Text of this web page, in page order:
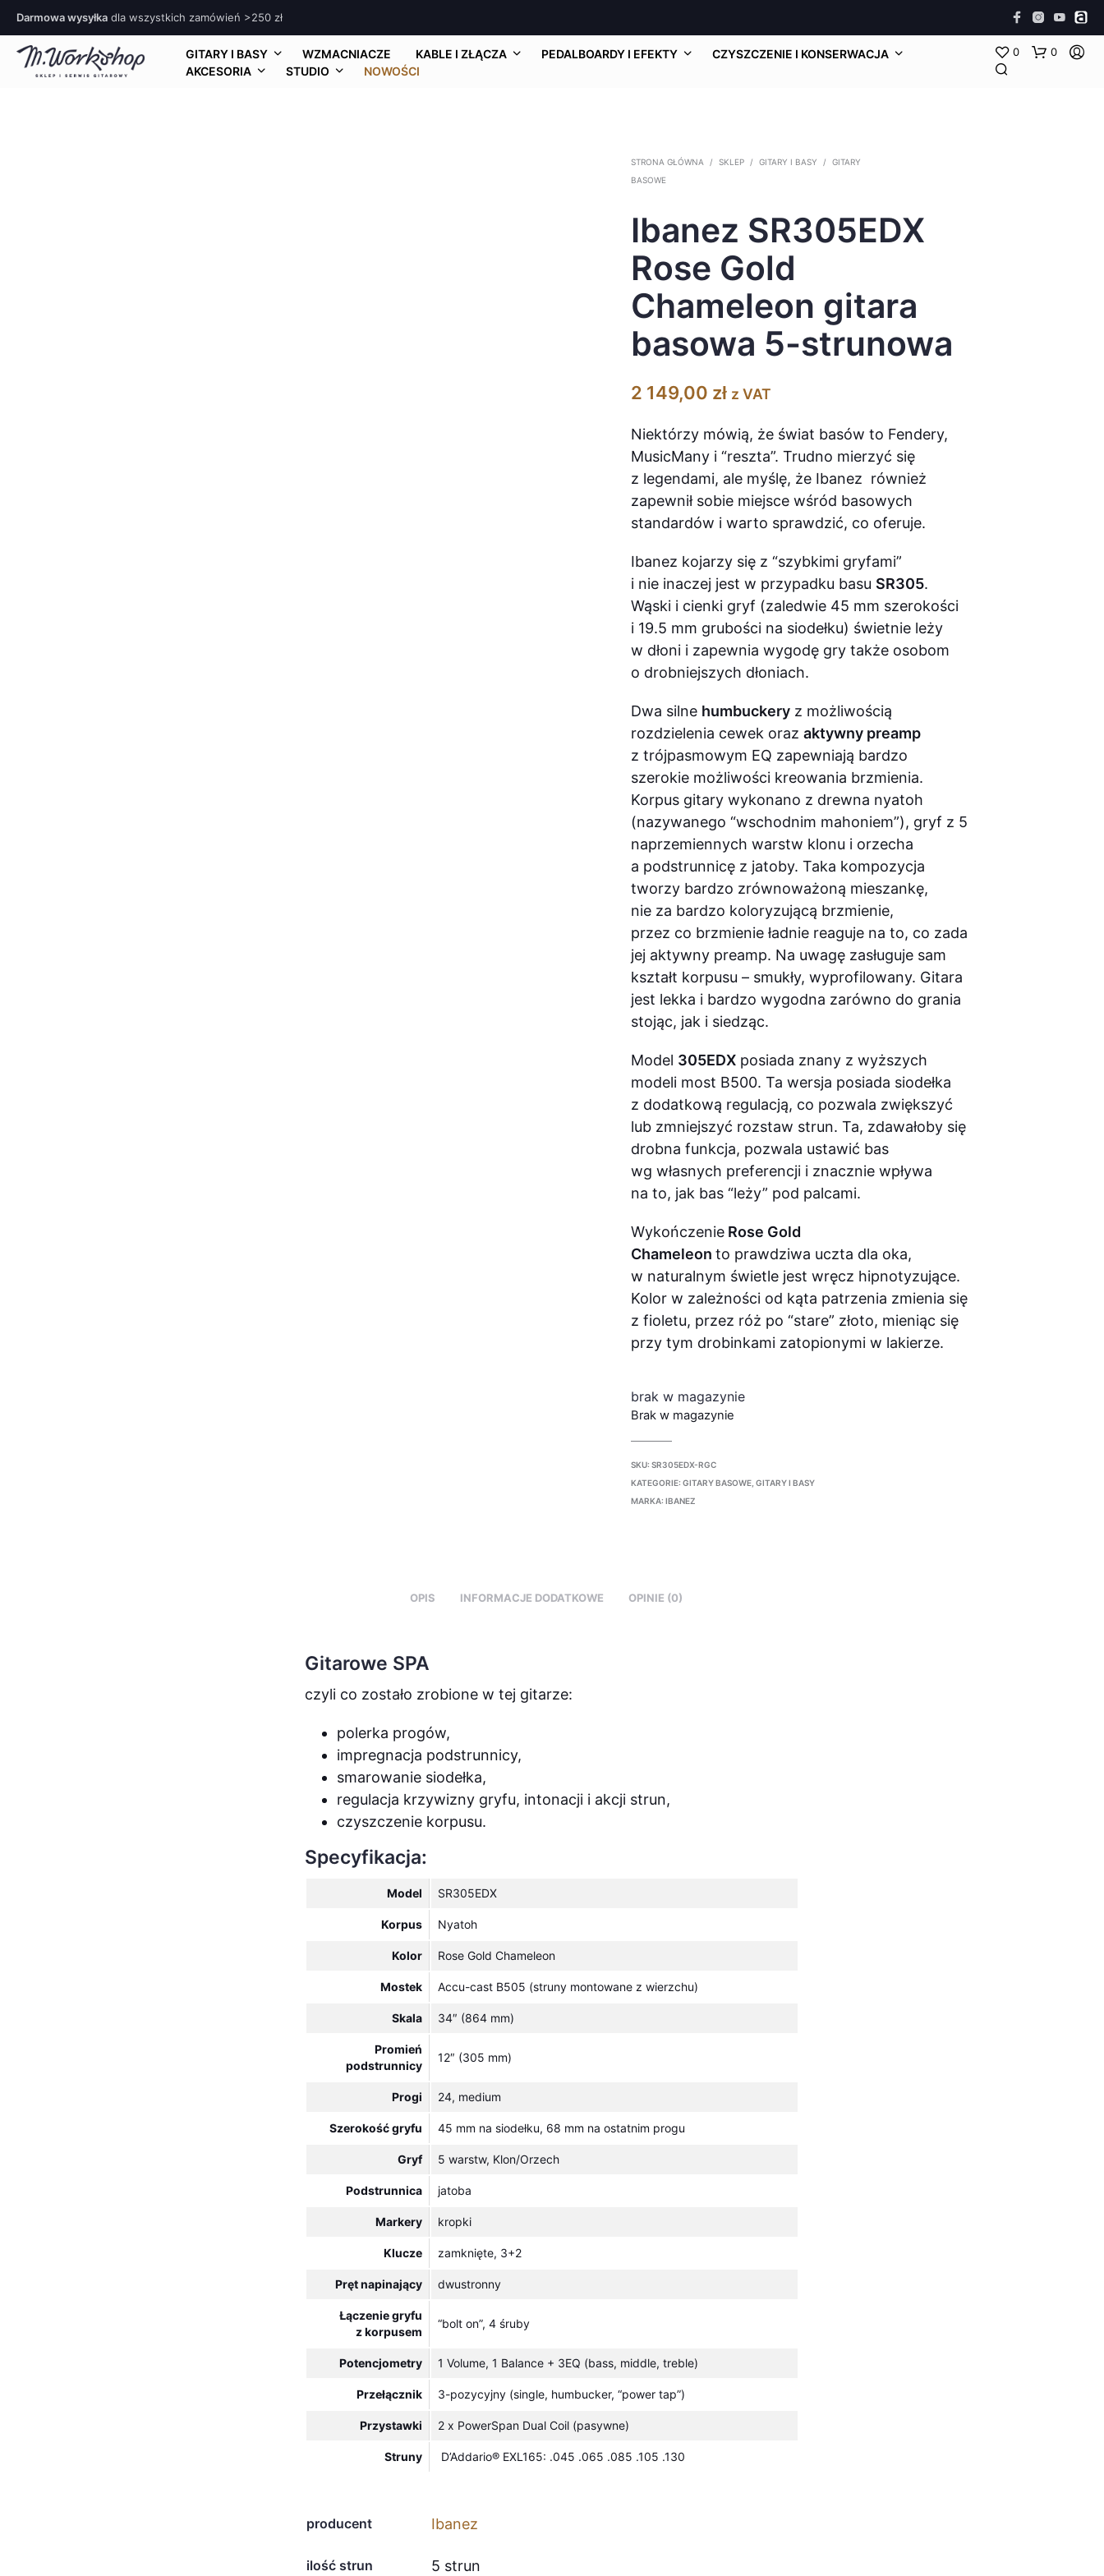
Darmowa wysyłka dla wszystkich zamówień >250 zł
GITARY I BASY WZMACNIACZE KABLE I ZŁĄCZA PEDALBOARDY I EFEKTY
CZYSZCZENIE I KONSERWACJA
AKCESORIA
STUDIO NOWOŚCI
0 0
STRONA GŁÓWNA / SKLEP / GITARY I BASY /
GITARY
BASOWE
Ibanez SR305EDX
Rose Gold
Chameleon gitara
basowa 5-strunowa
2 149,00 zł z VAT
Niektórzy mówią, że świat basów to Fendery,
MusicMany i “reszta”. Trudno mierzyć się
z legendami, ale myślę, że Ibanez również
zapewnił sobie miejsce wśród basowych
standardów i warto sprawdzić, co oferuje.
Ibanez kojarzy się z “szybkimi gryfami”
i nie inaczej jest w przypadku basu SR305.
Wąski i cienki gryf (zaledwie 45 mm szerokości
i 19.5 mm grubości na siodełku) świetnie leży
w dłoni i zapewnia wygodę gry także osobom
o drobniejszych dłoniach.
Dwa silne humbuckery z możliwością
rozdzielenia cewek orazaktywny preamp
z trójpasmowym EQ zapewniają bardzo
szerokie możliwości kreowania brzmienia.
Korpus gitary wykonano z drewna nyatoh
(nazywanego “wschodnim mahoniem”), gryf z 5
naprzemiennych warstw klonu i orzecha
a podstrunnicę z jatoby. Taka kompozycja
tworzy bardzo zrównoważoną mieszankę,
nie za bardzo koloryzującą brzmienie,
przez co brzmienie ładnie reaguje na to, co zada
jej aktywny preamp. Na uwagę zasługuje sam
kształt korpusu – smukły, wyprofilowany. Gitara
jest lekka i bardzo wygodna zarówno do grania
stojąc, jak i siedząc.
Model 305EDX posiada znany z wyższych
modeli most B500. Ta wersja posiada siodełka
z dodatkową regulacją, co pozwala zwiększyć
lub zmniejszyć rozstaw strun. Ta, zdawałoby się
drobna funkcja, pozwala ustawić bas
wg własnych preferencji i znacznie wpływa
na to, jak bas “leży” pod palcami.
Wykończenie Rose Gold
Chameleonto prawdziwa uczta dla oka,
w naturalnym świetle jest wręcz hipnotyzujące.
Kolor w zależności od kąta patrzenia zmienia się
z fioletu, przez róż po “stare” złoto, mieniąc się
przy tym drobinkami zatopionymi w lakierze.
brak w magazynie
Brak w magazynie
SKU:SR305EDX-RGC
KATEGORIE:GITARY BASOWE ,GITARY I BASY
MARKA:IBANEZ
OPIS INFORMACJE DODATKOWE OPINIE (0)
Gitarowe SPA
czyli co zostało zrobione w tej gitarze:
polerka progów,
impregnacja podstrunnicy,
smarowanie siodełka,
regulacja krzywizny gryfu, intonacji i akcji strun,
czyszczenie korpusu.
Specyfikacja:
Model SR305EDX
Korpus Nyatoh
Kolor Rose Gold Chameleon
Mostek Accu-cast B505 (struny montowane z wierzchu)
Skala 34″ (864 mm)
Promień
podstrunnicy
12″ (305 mm)
Progi 24, medium
Szerokość gryfu 45 mm na siodełku, 68 mm na ostatnim progu
Gryf 5 warstw, Klon/Orzech
Podstrunnica jatoba
Markery kropki
Klucze zamknięte, 3+2
Pręt napinający dwustronny
Łączenie gryfu
z korpusem
“bolt on”, 4 śruby
Potencjometry 1 Volume, 1 Balance + 3EQ (bass, middle, treble)
Przełącznik 3-pozycyjny (single, humbucker, “power tap”)
Przystawki 2 x PowerSpan Dual Coil (pasywne)
Struny D’Addario® EXL165: .045 .065 .085 .105 .130
producent Ibanez
ilość strun 5 strun